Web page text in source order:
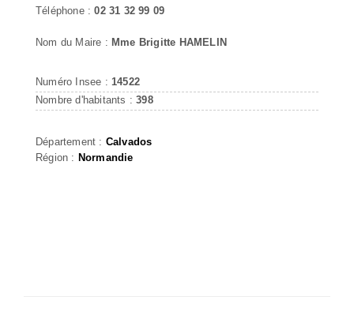
Téléphone :02 31 32 99 09
Nom du Maire : Mme Brigitte HAMELIN
Numéro Insee : 14522
Nombre d'habitants :398
Département : Calvados
Région : Normandie